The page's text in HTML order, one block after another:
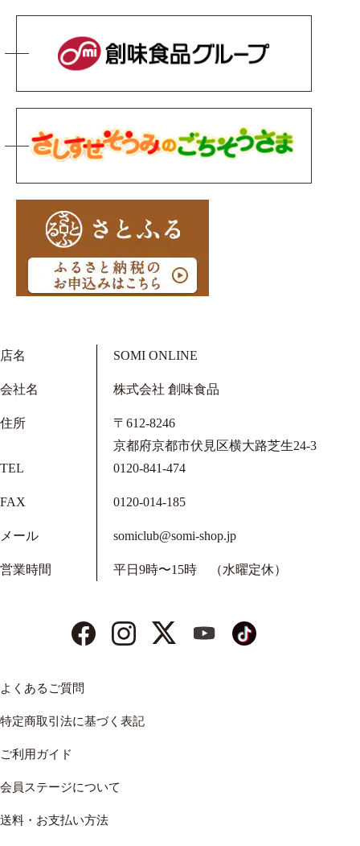
店名 SOMI ONLINE
会社名 株式会社 創味食品
住所
〒612-8246
京都府京都市伏見区横大路芝生24-3
TEL
0120-841-474
FAX 0120-014-185
メール somiclub@somi-shop.jp
営業時間 平日9時〜15時 （水曜定休）
よくあるご質問
特定商取引法に基づく表記
ご利用ガイド
会員ステージについて
送料・お支払い方法